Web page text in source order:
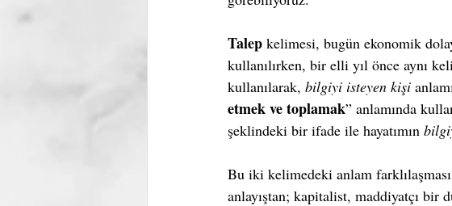
Talep kelimesi, bugün ekonomik
kullanılırken, bir elli yıl önce aynı
kullanılarak, bilgiyi isteyen kişi
etmek ve toplamak” anlamında
şeklindeki bir ifade ile hayatımın
Bu iki kelimedeki anlam
anlayıştan; kapitalist, maddiyatçı bir